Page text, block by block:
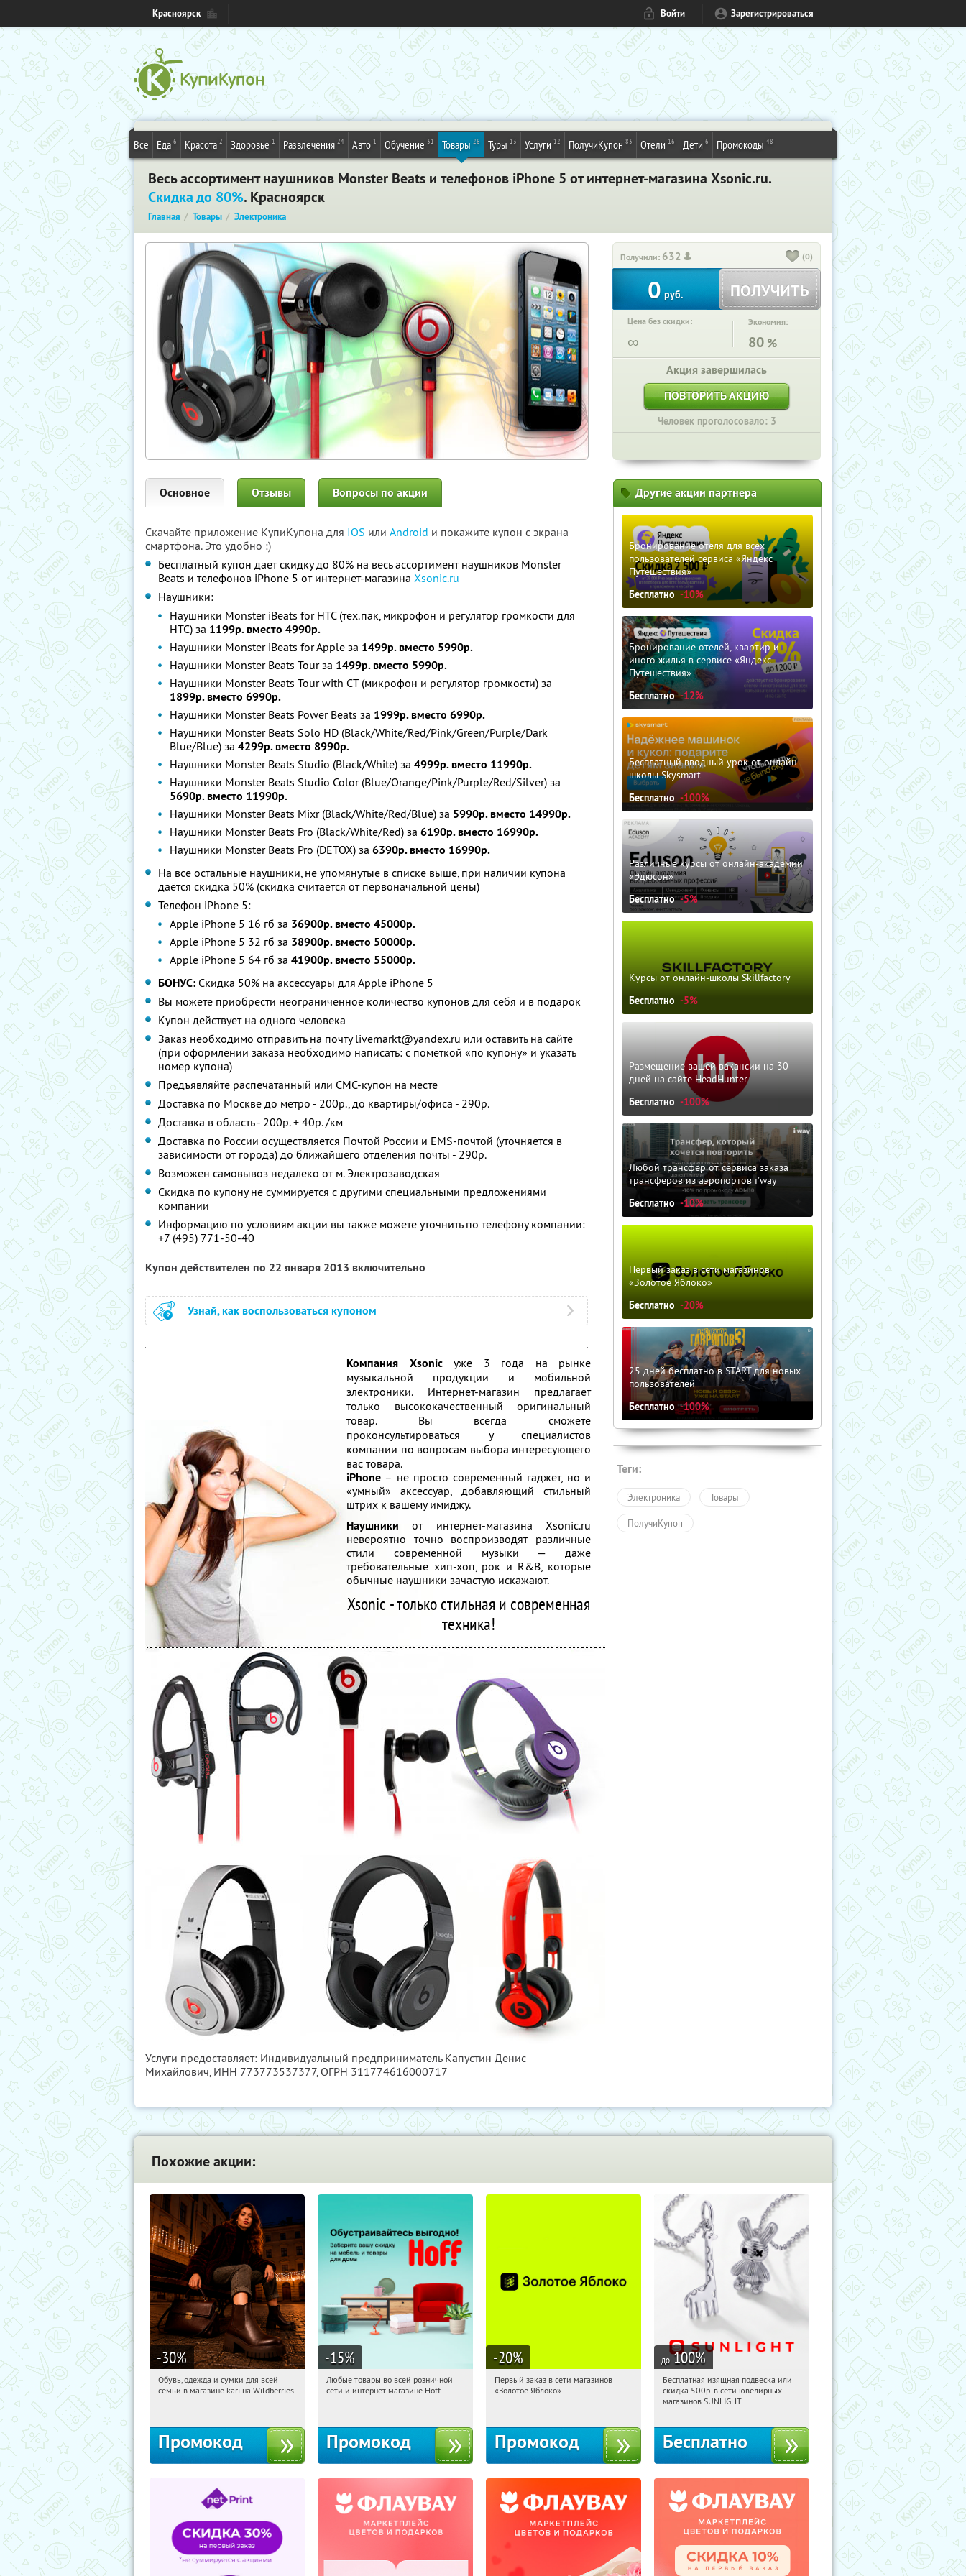
Красноярск Войти Зарегистрироваться
Все Еда 6 Красота 2 Здоровье 1 Развлечения 24 Авто 1 Обучение 31 Товары 26 Туры 13 Услуги 12 ПолучиКупон 83 Отели 16 Дети 6 Промокоды 48
Весь ассортимент наушников Monster Beats и телефонов iPhone 5 от интернет-магазина Xsonic.ru.
Скидка до 80%. Красноярск
Главная Товары Электроника
Получили: 632 (0)
0 руб. ПОЛУЧИТЬ
Цена без скидки:
∞
Экономия:
80 %
Акция завершилась
ПОВТОРИТЬ АКЦИЮ
Человек проголосовало: 3
Основное Отзывы Вопросы по акции
Скачайте приложение КупиКупона для IOS или Android и покажите купон с экрана
смартфона. Это удобно :)
Бесплатный купон дает скидку до 80% на весь ассортимент наушников Monster
Beats и телефонов iPhone 5 от интернет-магазина Xsonic.ru
Наушники:
Наушники Monster iBeats for HTC (тех.пак, микрофон и регулятор громкости для
HTC) за 1199р. вместо 4990р.
Наушники Monster iBeats for Apple за 1499р. вместо 5990р.
Наушники Monster Beats Tour за 1499р. вместо 5990р.
Наушники Monster Beats Tour with CT (микрофон и регулятор громкости) за
1899р. вместо 6990р.
Наушники Monster Beats Power Beats за 1999р. вместо 6990р.
Наушники Monster Beats Solo HD (Black/White/Red/Pink/Green/Purple/Dark
Blue/Blue) за 4299р. вместо 8990р.
Наушники Monster Beats Studio (Black/White) за 4999р. вместо 11990р.
Наушники Monster Beats Studio Color (Blue/Orange/Pink/Purple/Red/Silver) за
5690р. вместо 11990р.
Наушники Monster Beats Mixr (Black/White/Red/Blue) за 5990р. вместо 14990р.
Наушники Monster Beats Pro (Black/White/Red) за 6190р. вместо 16990р.
Наушники Monster Beats Pro (DETOX) за 6390р. вместо 16990р.
На все остальные наушники, не упомянутые в списке выше, при наличии купона
даётся скидка 50% (скидка считается от первоначальной цены)
Телефон iPhone 5:
Аpple iPhone 5 16 гб за 36900р. вместо 45000р.
Apple iPhone 5 32 гб за 38900р. вместо 50000р.
Apple iPhone 5 64 гб за 41900р. вместо 55000р.
БОНУС: Скидка 50% на аксессуары для Аpple iPhone 5
Вы можете приобрести неограниченное количество купонов для себя и в подарок
Купон действует на одного человека
Заказ необходимо отправить на почту livemarkt@yandex.ru или оставить на сайте
(при оформлении заказа необходимо написать: с пометкой «по купону» и указать
номер купона)
Предъявляйте распечатанный или СМС-купон на месте
Доставка по Москве до метро - 200р., до квартиры/офиса - 290р.
Доставка в область - 200р. + 40р. /км
Доставка по России осуществляется Почтой России и EMS-почтой (уточняется в
зависимости от города) до ближайшего отделения почты - 290р.
Возможен самовывоз недалеко от м. Электрозаводская
Скидка по купону не суммируется с другими специальными предложениями
компании
Информацию по условиям акции вы также можете уточнить по телефону компании:
+7 (495) 771-50-40
Купон действителен по 22 января 2013 включительно
Узнай, как воспользоваться купоном
Компания Xsonicуже 3 года на рынке
музыкальной продукции и мобильной
электроники. Интернет-магазин предлагает
только высококачественный оригинальный
товар. Вы всегда сможете
проконсультироваться у специалистов
компании по вопросам выбора интересующего
вас товара.
iPhone – не просто современный гаджет, но и
«умный» аксессуар, добавляющий стильный
штрих к вашему имиджу.
Наушники от интернет-магазина Xsonic.ru
невероятно точно воспроизводят различные
стили современной музыки — даже
требовательные хип-хоп, рок и R&B, которые
обычные наушники зачастую искажают.
Xsonic - только стильная и современная
техника!
Услуги предоставляет: Индивидуальный предприниматель Капустин Денис
Михайлович, ИНН 773773537377, ОГРН 311774616000717
Другие акции партнера
Бронирование отеля для всех
пользователей сервиса «Яндекс
Путешествия»
Бесплатно -10%
Бронирование отелей, квартир и
иного жилья в сервисе «Яндекс
Путешествия»
Бесплатно -12%
Бесплатный вводный урок от онлайн-
школы Skysmart
Бесплатно -100%
Различные курсы от онлайн-академии
«Эдюсон»
Бесплатно -5%
Курсы от онлайн-школы Skillfactory
Бесплатно -5%
Размещение вашей вакансии на 30
дней на сайте HeadHunter
Бесплатно -100%
Любой трансфер от сервиса заказа
трансферов из аэропортов i'way
Бесплатно -10%
Первый заказ в сети магазинов
«Золотое Яблоко»
Бесплатно -20%
25 дней бесплатно в START для новых
пользователей
Бесплатно -100%
Теги:
Электроника Товары
ПолучиКупон
Похожие акции:
-30%
14:26:21 Получили:
Обувь, одежда и сумки для всей
семьи в магазине kari на Wildberries
Промокод
-15%
14:26:21 Получили:
Любые товары во всей розничной
сети и интернет-магазине Hoff
Промокод
-20%
14:26:21
Получи первым!
Первый заказ в сети магазинов
«Золотое Яблоко»
Промокод
до 100%
14:26:21 Получили:
Россия
Бесплатная изящная подвеска или
скидка 500р. в сети ювелирных
магазинов SUNLIGHT
Бесплатно